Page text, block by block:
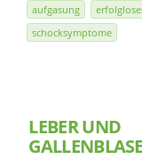
aufgasung
schocksymptome
LEBER UND